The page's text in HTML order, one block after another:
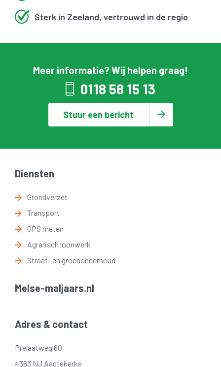
Sterk in Zeeland, vertrouwd in de regio
Meer informatie? Wij helpen graag!
0118 58 15 13
Stuur een bericht
Diensten
Grondverzet
Transport
GPS meten
Agrarisch loonwerk
Straat- en groenonderhoud
Melse-maljaars.nl
Adres & contact
Prelaatweg 60
4363 NJ Aagtekerke